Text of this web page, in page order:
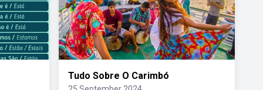
Tudo Sobre O Carimbó